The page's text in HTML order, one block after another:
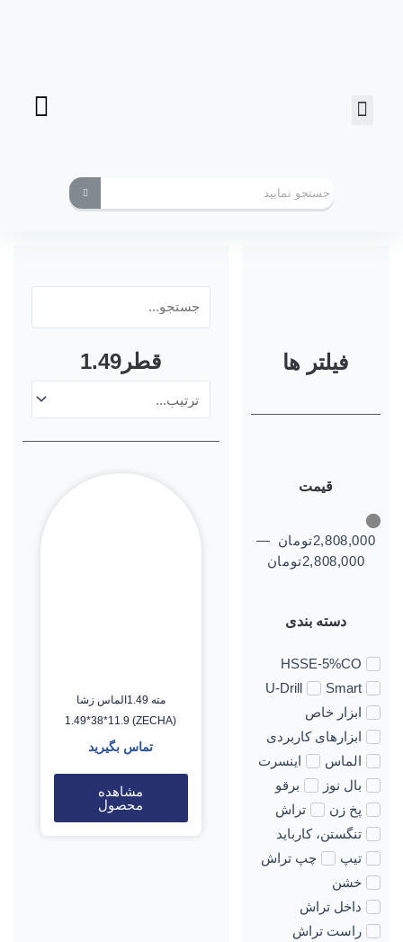
فیلتر ها
قیمت
2,808,000تومان —
2,808,000تومان
دسته بندی
HSSE-5%CO
Smart
U-Drill
ابزار خاص
ابزارهای کاربردی
الماس
اینسرت
بال نوز
برقو
پخ زن
تراش
تنگستن، کارباید
تیپ
چپ تراش
خشن
داخل تراش
راست تراش
قطر1.49
مته 1.49الماس زشا
(ZECHA) 1.49*38*11.9
تماس بگیرید
مشاهده
محصول